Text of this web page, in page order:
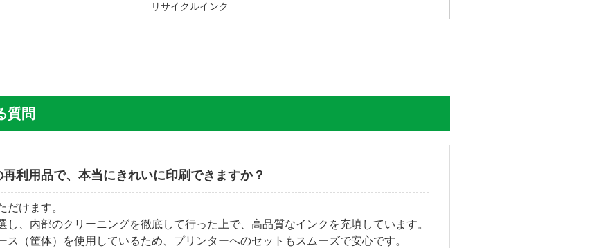
ートリッジ
リサイクルインク
質問
利用品で、本当にきれいに印刷できますか？
だけます。
し、内部のクリーニングを徹底して行った上で、高品質なインクを充填しています。
ス（筐体）を使用しているため、プリンターへのセットもスムーズで安心です。